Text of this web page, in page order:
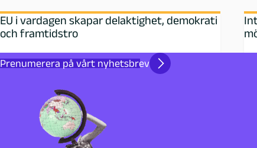
EU i vardagen skapar delaktighet, demokrati
och framtidstro
Prenumerera på vårt nyhetsbrev